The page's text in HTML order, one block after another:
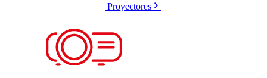
Proyectores